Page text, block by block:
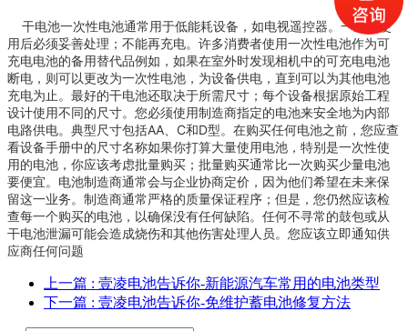
干电池一次性电池通常用于低能耗设备，如电视遥控器。一次性使
用后必须妥善处理；不能再充电。许多消费者使用一次性电池作为可
充电电池的备用替代品例如，如果在室外时发现相机中的可充电电池
断电，则可以更改为一次性电池，为设备供电，直到可以为其他电池
充电为止。最好的干电池还取决于所需尺寸；每个设备根据原始工程
设计使用不同的尺寸。您必须使用制造商指定的电池来安全地为内部
电路供电。典型尺寸包括AA、C和D型。在购买任何电池之前，您应查
看设备手册中的尺寸名称如果你打算大量使用电池，特别是一次性使
用的电池，你应该考虑批量购买；批量购买通常比一次购买少量电池
要便宜。电池制造商通常会与企业协商定价，因为他们希望在未来保
留这一业务。制造商通常严格的质量保证程序；但是，您仍然应该检
查每一个购买的电池，以确保没有任何缺陷。任何不寻常的鼓包或从
干电池泄漏可能会造成烧伤和其他伤害处理人员。您应该立即通知供
应商任何问题
上一篇 : 壹凌电池告诉你-新能源汽车常用的电池类型
下一篇 : 壹凌电池告诉你-免维护蓄电池修复方法